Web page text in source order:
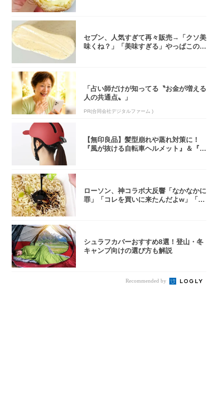
セブン、人気すぎて再々販売→「クソ美
味くね？」「美味すぎる」やっぱこのク
「占い師だけが知ってる〝お金が増える
人の共通点〟」
PR(合同会社デジタルファーム )
【無印良品】髪型崩れや蒸れ対策に！
『風が抜ける自転車ヘルメット』＆『2
ローソン、神コラボ大反響「なかなかに
罪」「コレを買いに来たんだよw」「３
シュラフカバーおすすめ8選！登山・冬
キャンプ向けの選び方も解説
Recommended by